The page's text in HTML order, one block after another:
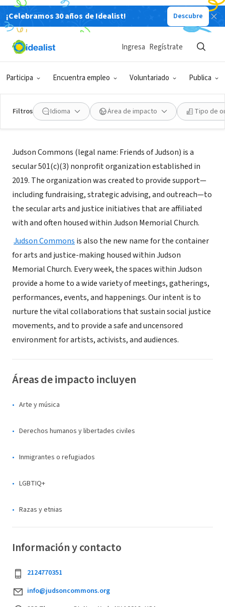
¡Celebramos 30 años de Idealist! Descubre
Participa Encuentra empleo Voluntariado Publica
Ingresa Regístrate
Filtros Idioma Área de impacto Tipo de
ORGANIZACIÓN SIN FIN DE LUCRO
Judson Commons
Acerca de
Judson Commons (legal name: Friends of Judson) is a
secular 501(c)(3) nonprofit organization established in
2019. The organization was created to provide support—
including fundraising, strategic advising, and outreach—to
the secular arts and justice initiatives that are affiliated
with and often housed within Judson Memorial Church.
Judson Commons is also the new name for the container
for arts and justice-making housed within Judson
Memorial Church. Every week, the spaces within Judson
provide a home to a wide variety of meetings, gatherings,
performances, events, and happenings. Our intent is to
nurture the vital collaborations that sustain social justice
movements, and to provide a safe and uncensored
environment for artists, activists, and audiences.
Áreas de impacto incluyen
Arte y música
Derechos humanos y libertades civiles
Inmigrantes o refugiados
LGBTIQ+
Razas y etnias
Información y contacto
2124770351
info@judsoncommons.org